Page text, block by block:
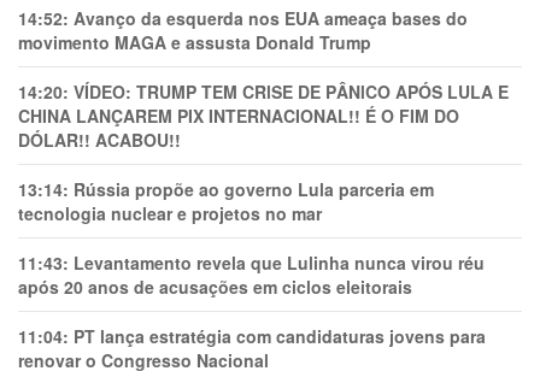
14:52: Avanço da esquerda nos EUA ameaça bases do
movimento MAGA e assusta Donald Trump
14:20: VÍDEO: TRUMP TEM CRlSE DE PÂNlCO APÓS LULA E
CHINA LANÇAREM PIX INTERNACIONAL!! É O FIM DO
DÓLAR!! ACABOU!!
13:14: Rússia propõe ao governo Lula parceria em
tecnologia nuclear e projetos no mar
11:43: Levantamento revela que Lulinha nunca virou réu
após 20 anos de acusações em ciclos eleitorais
11:04: PT lança estratégia com candidaturas jovens para
renovar o Congresso Nacional